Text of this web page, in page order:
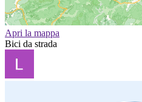
Apri la mappa
Bici da strada